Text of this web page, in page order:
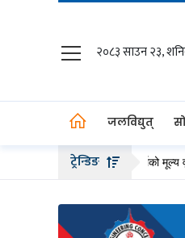
२०८३ साउन २३,
जलविद्युत्
वायु
बायोग्यास
पेट्रोलियम
ट्रेन्डिङ
पेट्रोलियम पदार्थको मूल्य वृद्धि,